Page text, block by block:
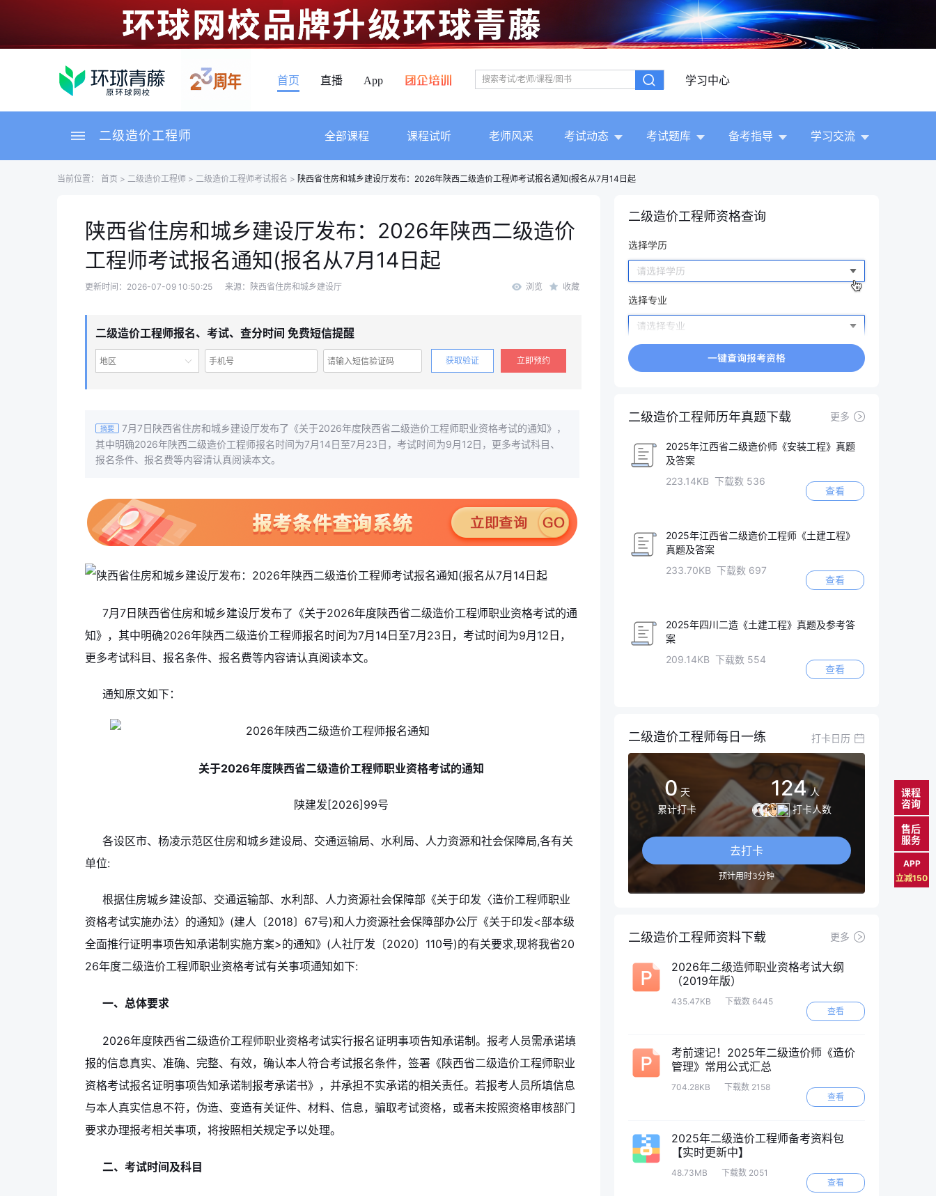
首页 直播 App 学习中心
二级造价工程师 全部课程 课程试听 老师风采 考试动态 考试题库 备考指导 学习交流
当前位置： 首页 > 二级造价工程师 > 二级造价工程师考试报名 > 陕西省住房和城乡建设厅发布：2026年陕西二级造价工程师考试报名通知(报名从7月14日起
陕西省住房和城乡建设厅发布：2026年陕西二级造价
工程师考试报名通知(报名从7月14日起
更新时间：2026-07-09 10:50:25 来源：陕西省住房和城乡建设厅 浏览 收藏
二级造价工程师报名、考试、查分时间 免费短信提醒
地区 获取验证 立即预约
摘要
7月7日陕西省住房和城乡建设厅发布了《关于2026年度陕西省二级造价工程师职业资格考试的通知》，
其中明确2026年陕西二级造价工程师报名时间为7月14日至7月23日，考试时间为9月12日，更多考试科目、
报名条件、报名费等内容请认真阅读本文。
7月7日陕西省住房和城乡建设厅发布了《关于2026年度陕西省二级造价工程师职业资格考试的通
知》，其中明确2026年陕西二级造价工程师报名时间为7月14日至7月23日，考试时间为9月12日，
更多考试科目、报名条件、报名费等内容请认真阅读本文。
通知原文如下：
关于2026年度陕西省二级造价工程师职业资格考试的通知
陕建发[2026]99号
各设区市、杨凌示范区住房和城乡建设局、交通运输局、水利局、人力资源和社会保障局,各有关
单位:
根据住房城乡建设部、交通运输部、水利部、人力资源社会保障部《关于印发〈造价工程师职业
资格考试实施办法〉的通知》(建人〔2018〕67号)和人力资源社会保障部办公厅《关于印发<部本级
全面推行证明事项告知承诺制实施方案>的通知》(人社厅发〔2020〕110号)的有关要求,现将我省20
26年度二级造价工程师职业资格考试有关事项通知如下:
一、总体要求
2026年度陕西省二级造价工程师职业资格考试实行报名证明事项告知承诺制。报考人员需承诺填
报的信息真实、准确、完整、有效，确认本人符合考试报名条件，签署《陕西省二级造价工程师职业
资格考试报名证明事项告知承诺制报考承诺书》，并承担不实承诺的相关责任。若报考人员所填信息
与本人真实信息不符，伪造、变造有关证件、材料、信息，骗取考试资格，或者未按照资格审核部门
要求办理报考相关事项，将按照相关规定予以处理。
二、考试时间及科目
二级造价工程师资格查询
二级造价工程师历年真题下载 更多
2025年江西省二级造价师《安装工程》真题
及答案
223.14KB 下载数 536
查看
2025年江西省二级造价工程师《土建工程》
真题及答案
233.70KB 下载数 697
查看
2025年四川二造《土建工程》真题及参考答
案
209.14KB 下载数 554
查看
二级造价工程师每日一练 打卡日历
0 天
累计打卡
124 人
打卡人数
去打卡
预计用时3分钟
二级造价工程师资料下载 更多
2026年二级造师职业资格考试大纲
（2019年版）
435.47KB
下载数 6445
查看
考前速记！2025年二级造价师《造价
管理》常用公式汇总
704.28KB
下载数 2158
查看
2025年二级造价工程师备考资料包
【实时更新中】
48.73MB
下载数 2051
查看
课程
咨询
售后
服务
APP
立减150